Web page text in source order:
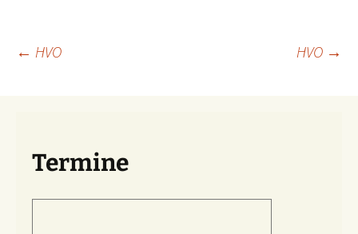
Beitragsnavigation
← HVO HVO →
Termine